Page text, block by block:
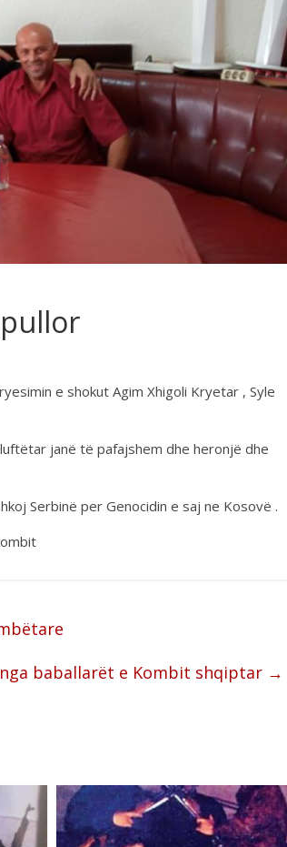
e shokut Agim Xhigoli Kryetar , Syle
janë të pafajshem dhe heronjë dhe
Serbinë per Genocidin e saj ne Kosovë .
nga baballarët e Kombit shqiptar →